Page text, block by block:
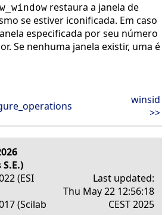
restaura a janela de
se estiver iconificada. Em caso
especificada por seu número
Se nenhuma janela existir, uma é
winsid
>>
(ESI
(Scilab
Last updated:
Thu May 22 12:56:18
CEST 2025